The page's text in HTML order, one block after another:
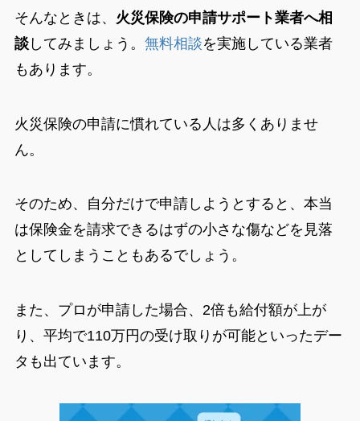
そんなときは、 火災保険の申請サポート業者へ相
談してみましょう。 無料相談を実施している業者
もあります。
火災保険の申請に慣れている人は多くありませ
ん。
そのため、自分だけで申請しようとすると、本当
は保険金を請求できるはずの小さな傷などを見落
としてしまうこともあるでしょう。
また、プロが申請した場合、2倍も給付額が上が
り、平均で110万円の受け取りが可能といったデー
タも出ています。